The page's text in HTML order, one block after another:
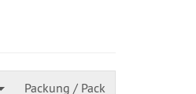
Packung / Pack